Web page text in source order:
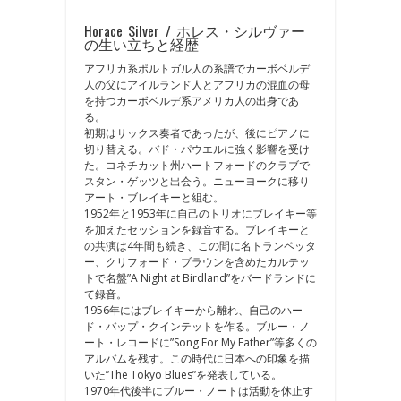
Horace Silver / ホレス・シルヴァー
の生い立ちと経歴
アフリカ系ポルトガル人の系譜でカーボベルデ
人の父にアイルランド人とアフリカの混血の母
を持つカーボベルデ系アメリカ人の出身であ
る。
初期はサックス奏者であったが、後にピアノに
切り替える。バド・パウエルに強く影響を受け
た。コネチカット州ハートフォードのクラブで
スタン・ゲッツと出会う。ニューヨークに移り
アート・ブレイキーと組む。
1952年と1953年に自己のトリオにブレイキー等
を加えたセッションを録音する。ブレイキーと
の共演は4年間も続き、この間に名トランペッタ
ー、クリフォード・ブラウンを含めたカルテッ
トで名盤”A Night at Birdland”をバードランドに
て録音。
1956年にはブレイキーから離れ、自己のハー
ド・バップ・クインテットを作る。ブルー・ノ
ート・レコードに”Song For My Father”等多くの
アルバムを残す。この時代に日本への印象を描
いた”The Tokyo Blues”を発表している。
1970年代後半にブルー・ノートは活動を休止す